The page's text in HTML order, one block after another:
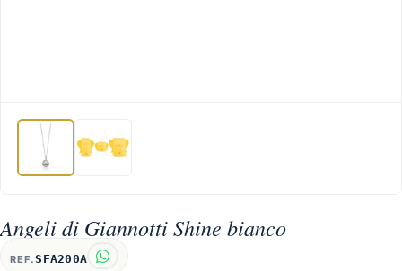
Angeli di Giannotti Shine bianco
REF.SFA200A